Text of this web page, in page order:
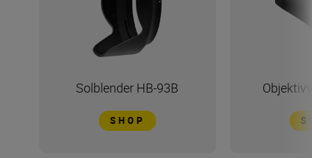
Solblender HB-93B
SHOP